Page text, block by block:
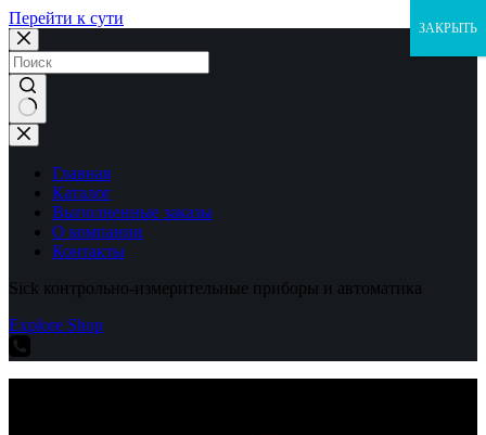
Перейти к сути
Ничего
не
найденоГлавная
Каталог
Выполненные заказы
О компании
Контакты
Sick контрольно-измерительные приборы и автоматика
Explore Shop
ЗАКРЫТЬ